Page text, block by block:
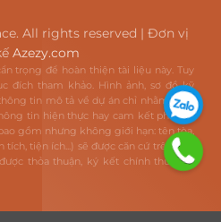
All rights reserved | Đơn vị
Azezy.com
trọng để hoàn thiện tài liệu này. Tuy
đích tham khảo. Hình ảnh, sơ đồ kỹ
tin mô tả về dự án chỉ nhằm mục
tin hiện thực hay cam kết pháp lý.
gồm nhưng không giới hạn: tên tòa,
tiện ích...) sẽ được căn cứ trên hợp
thỏa thuận, ký kết chính thức với